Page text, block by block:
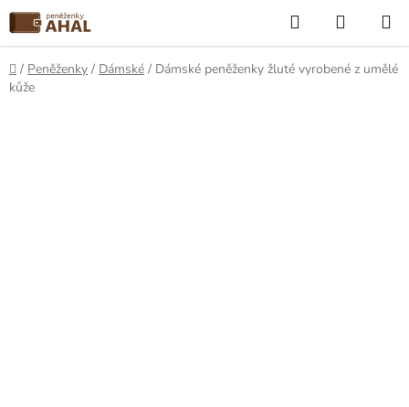
Přejít
na
obsah
Hledat
KOŠÍK
Domů
/ Peněženky / Dámské / Dámské peněženky žluté vyrobené z umělé
kůže